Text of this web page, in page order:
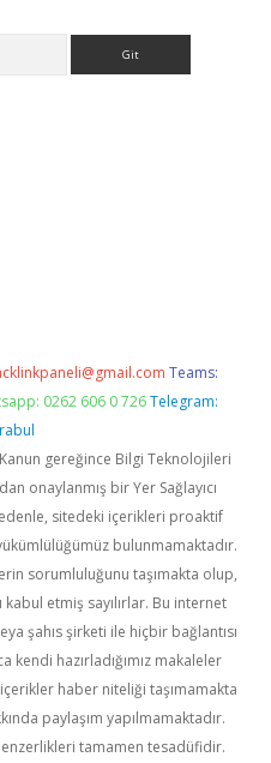
Teams:
0262 606 0 726 Telegram:
Kanun gereğince Bilgi Teknolojileri
onaylanmış bir Yer Sağlayıcı
sitedeki içerikleri proaktif
bulunmamaktadır.
sorumluluğunu taşımakta olup,
etmiş sayılırlar. Bu internet
şahıs şirketi ile hiçbir bağlantısı
kendi hazırladığımız makaleler
haber niteliği taşımamakta
paylaşım yapılmamaktadır.
tamamen tesadüfidir.